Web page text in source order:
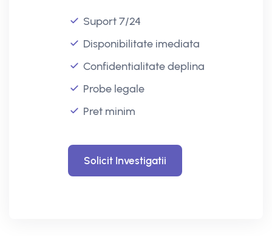
Suport 7/24
Disponibilitate imediata
Confidentialitate deplina
Probe legale
Pret minim
Solicit Investigatii